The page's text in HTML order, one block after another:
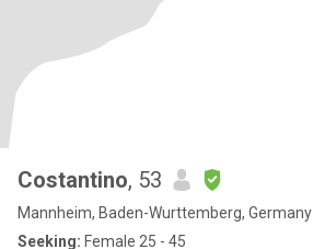
Costantino, 53
Mannheim, Baden-Wurttemberg, Germany
Seeking: Female 25 - 45